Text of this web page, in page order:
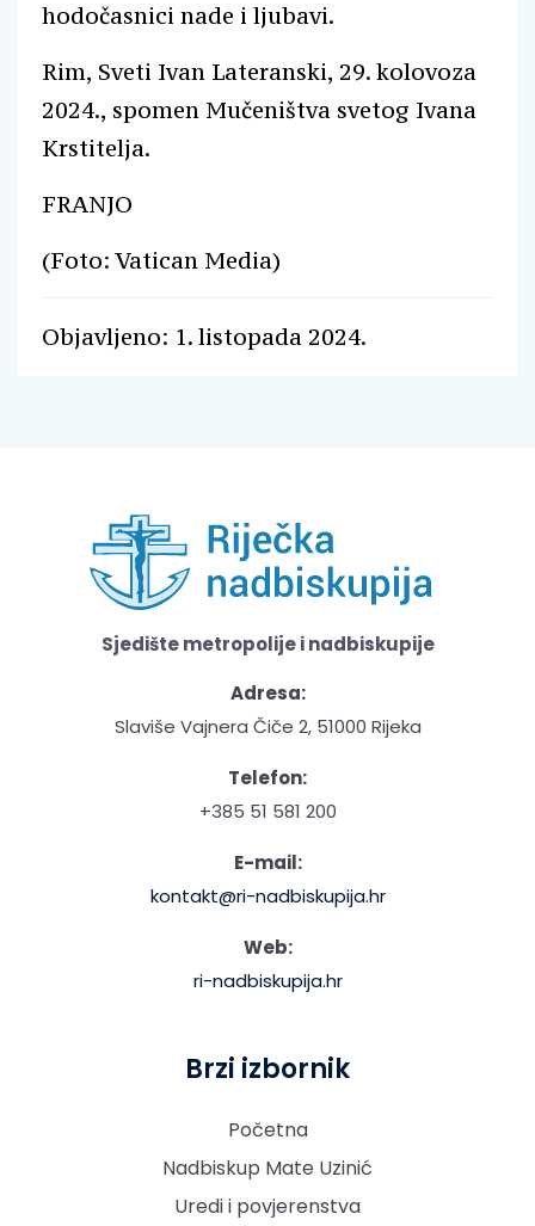
hodočasnici nade i ljubavi.
Rim, Sveti Ivan Lateranski, 29. kolovoza
2024., spomen Mučeništva svetog Ivana
Krstitelja.
FRANJO
(Foto: Vatican Media)
Objavljeno: 1. listopada 2024.
Sjedište metropolije i nadbiskupije
Adresa:
Slaviše Vajnera Čiče 2, 51000 Rijeka
Telefon:
+385 51 581 200
E-mail:
kontakt@ri-nadbiskupija.hr
Web:
ri-nadbiskupija.hr
Brzi izbornik
Početna
Nadbiskup Mate Uzinić
Uredi i povjerenstva